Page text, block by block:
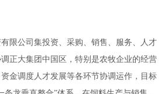
限公司集投资、采购、销售、服务、人才
正大集团中国区，特别是农牧企业的经营
金调度人才发展等各环节协调运作，目标